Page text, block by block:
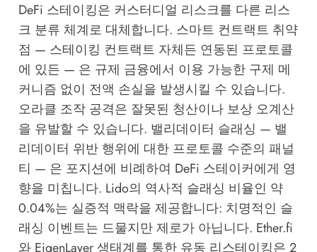
DeFi 스테이킹은 커스터디얼 리스크를 다른 리스
크 분류 체계로 대체합니다. 스마트 컨트랙트 취약
점 — 스테이킹 컨트랙트 자체든 연동된 프로토콜
에 있든 — 은 규제 금융에서 이용 가능한 구제 메
커니즘 없이 전액 손실을 발생시킬 수 있습니다.
오라클 조작 공격은 잘못된 청산이나 보상 오계산
을 유발할 수 있습니다. 밸리데이터 슬래싱 — 밸
리데이터 위반 행위에 대한 프로토콜 수준의 패널
티 — 은 포지션에 비례하여 DeFi 스테이커에게 영
향을 미칩니다. Lido의 역사적 슬래싱 비율인 약
0.04%는 실증적 맥락을 제공합니다: 치명적인 슬
래싱 이벤트는 드물지만 제로가 아닙니다. Ether.fi
와 EigenLayer 생태계를 통한 유동 리스테이킹은 2